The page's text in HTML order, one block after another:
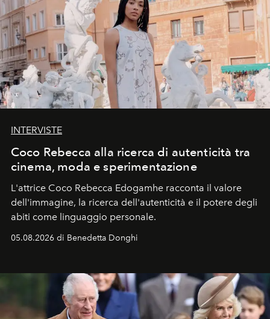
INTERVISTE
Coco Rebecca alla ricerca di autenticità tra
cinema, moda e sperimentazione
L'attrice Coco Rebecca Edogamhe racconta il valore
dell'immagine, la ricerca dell'autenticità e il potere degli
abiti come linguaggio personale.
05.08.2026 di Benedetta Donghi